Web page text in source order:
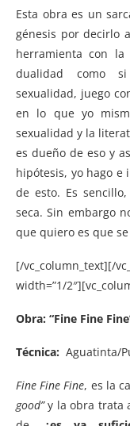
Esta obra es un
génesis por decirlo
herramienta con
dualidad como
sexualidad, juego
en lo que yo
sexualidad y la
es dueño de eso y
hipótesis, yo hago e
de esto. Es
seca. Sin embargo
que quiero es que
[/vc_column_text][/
width=”1/
Obra: “Fine Fine
Técnica: Aguatinta/
Fine Fine Fine, es la
good”y la obra trata